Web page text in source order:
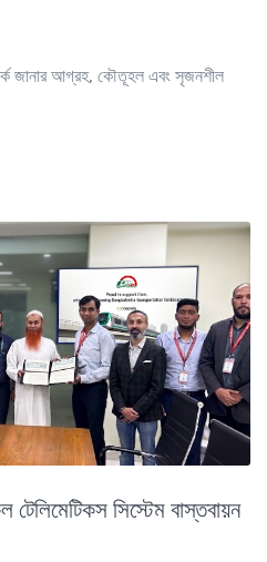
জানার আগ্রহ, কৌতূহল এবং সৃজনশীল
টেলিমেটিকস সিস্টেম বাস্তবায়ন